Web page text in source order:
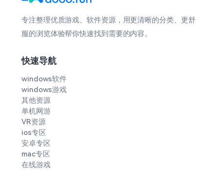
专注整理优质游戏、软件资源，用更清晰的分类、更舒
服的浏览体验帮你快速找到需要的内容。
快速导航
windows软件
windows游戏
其他资源
单机网游
VR资源
ios专区
安卓专区
mac专区
在线游戏